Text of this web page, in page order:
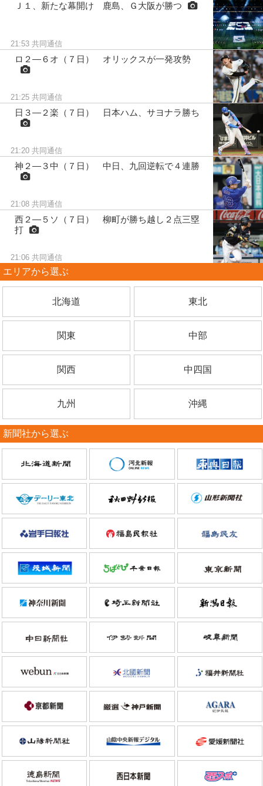
Ｊ１、新たな幕開け 鹿島、Ｇ大阪が勝つ
21:53 共同通信
ロ２―６オ（７日） オリックスが一発攻勢
21:25 共同通信
日３―２楽（７日） 日本ハム、サヨナラ勝ち
21:20 共同通信
神２―３中（７日） 中日、九回逆転で４連勝
21:08 共同通信
西２―５ソ（７日） 柳町が勝ち越し２点三塁
打
21:06 共同通信
エリアから選ぶ
北海道 東北
関東 中部
関西 中四国
九州 沖縄
新聞社から選ぶ